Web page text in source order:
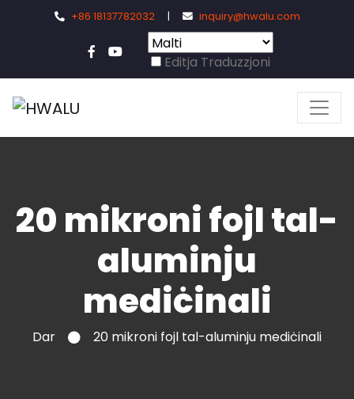
+86 18137782032 | inquiry@hwalu.com
Editja Traduzzjoni
20 mikroni fojl tal-
aluminju
mediċinali
Dar 20 mikroni fojl tal-aluminju mediċinali